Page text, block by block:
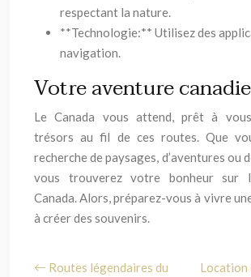
respectant la nature.
**Technologie:** Utilisez des
navigation.
Votre aventure
Le Canada vous attend, prêt à
trésors au fil de ces routes. Que
recherche de paysages, d’aventures ou
vous trouverez votre bonheur sur
Canada. Alors, préparez-vous à vivre
à créer des souvenirs.
Routes légendaires du
Location